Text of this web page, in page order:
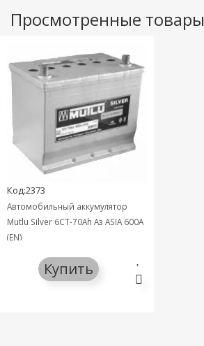
Просмотренные товары
Код:2373
Автомобильный аккумулятор
Mutlu Silver 6СТ-70Ah Аз ASIA 600A
(EN)
Купить